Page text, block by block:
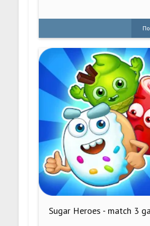
Sugar Heroes - match 3